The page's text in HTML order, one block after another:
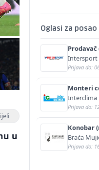
u
Oglasi za posao
Prodavač
Intersport
Prijava do:
Monteri
instalacija
Interclima
Prijava do:
Konobar
Braća
Prijava do: